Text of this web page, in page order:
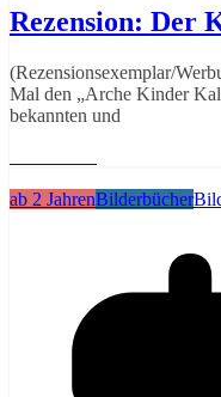
Rezension: Der
(Rezensionsexemplar/
Mal den „Arche Kinder
bekannten und
ab 2 JahrenBilderbücher